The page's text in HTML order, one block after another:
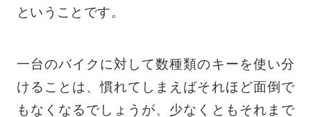
ということです。
一台のバイクに対して数種類のキーを使い分
けることは、慣れてしまえばそれほど面倒で
もなくなるでしょうが、少なくともそれまで